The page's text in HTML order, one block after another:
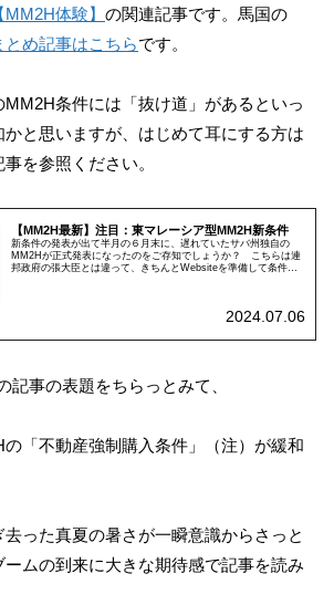
体験】 の関連記事です。馬国の
とめ記事はこちらです。
条件には「抜け道」があるといっ
と思いますが、はじめて耳にする方は
を参照ください。
【MM2H最新】注目：東マレーシア型MM2H新条件
新条件の発表が出て半月の６月末に、遅れていたサバ州独自の
MM2Hが正式発表になったのをご存知でしょうか？ こちらは連
邦政府の張大臣とは違って、きちんとWebsiteを準備して条件の
2024.07.06
記事の表題をちらっとみて、
「不動産強制購入条件」（注）が緩和
った真夏の暑さが一瞬意識からさっと
ムの到来に大きな期待感で記事を読み